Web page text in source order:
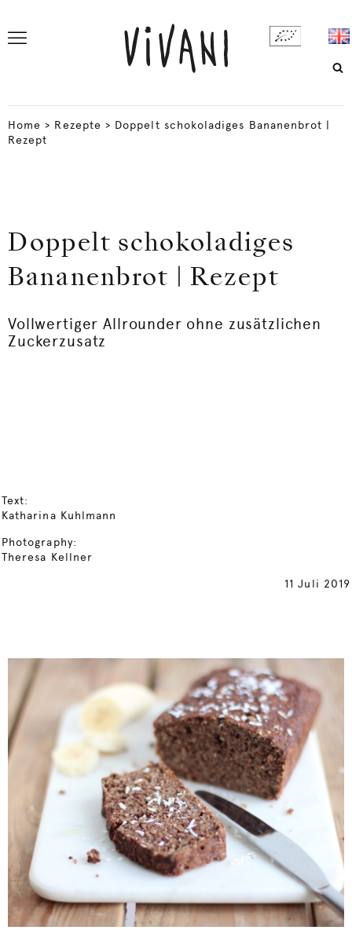
Home > Rezepte > Doppelt schokoladiges Bananenbrot |
Rezept
Doppelt schokoladiges
Bananenbrot | Rezept
Vollwertiger Allrounder ohne zusätzlichen
Zuckerzusatz
Text:
Katharina Kuhlmann
Photography:
Theresa Kellner
11 Juli 2019